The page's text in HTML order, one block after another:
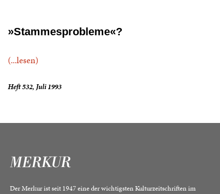
»Stammesprobleme«?
(...lesen)
Heft 532, Juli 1993
Der Merkur ist seit 1947 eine der wichtigsten Kulturzeitschriften im